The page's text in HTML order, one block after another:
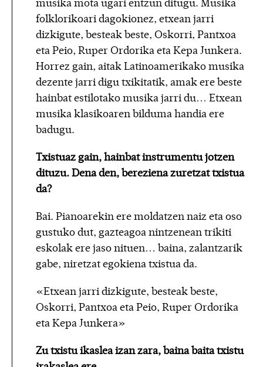
musika mota ugari entzun ditugu. Musika
folklorikoari dagokionez, etxean jarri
dizkigute, besteak beste, Oskorri, Pantxoa
eta Peio, Ruper Ordorika eta Kepa Junkera.
Horrez gain, aitak Latinoamerikako musika
dezente jarri digu txikitatik, amak ere beste
hainbat estilotako musika jarri du… Etxean
musika klasikoaren bilduma handia ere
badugu.
Txistuaz gain, hainbat instrumentu jotzen
dituzu. Dena den, bereziena zuretzat txistua
da?
Bai. Pianoarekin ere moldatzen naiz eta oso
gustuko dut, gazteagoa nintzenean trikiti
eskolak ere jaso nituen… baina, zalantzarik
gabe, niretzat egokiena txistua da.
«Etxean jarri dizkigute, besteak beste,
Oskorri, Pantxoa eta Peio, Ruper Ordorika
eta Kepa Junkera»
Zu txistu ikaslea izan zara, baina baita txistu